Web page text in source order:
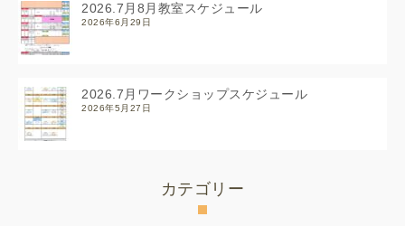
2026.7月8月教室スケジュール
2026年6月29日
2026.7月ワークショップスケジュール
2026年5月27日
カテゴリー